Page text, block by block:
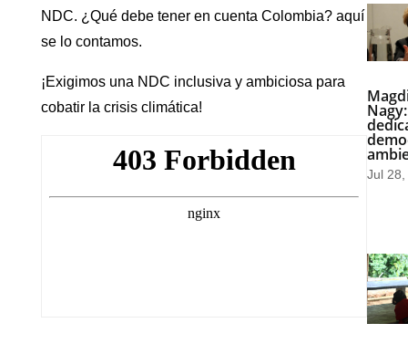
NDC. ¿Qué debe tener en cuenta Colombia? aquí
se lo contamos.
¡Exigimos una NDC inclusiva y ambiciosa para
cobatir la crisis climática!
Jul